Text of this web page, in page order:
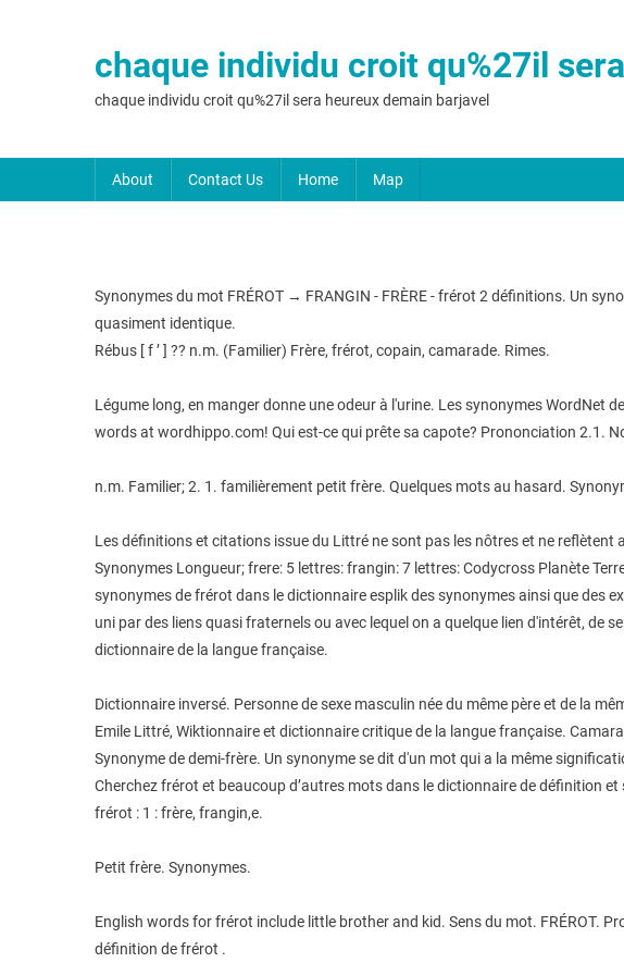
chaque individu croit qu%27il
chaque individu croit qu%27il sera heureux demain barjavel
About Contact Us Home Map
Synonymes du mot FRÉROT → FRANGIN - FRÈRE - frérot 2 définitions. Un
quasiment identique.
Rébus [ f ’ ] ?? n.m. (Familier) Frère, frérot, copain, camarade. Rimes.
Légume long, en manger donne une odeur à l'urine. Les synonymes WordNet
words at wordhippo.com! Qui est-ce qui prête sa capote? Prononciation 2.1.
n.m. Familier; 2. 1. familièrement petit frère. Quelques mots au hasard.
Les définitions et citations issue du Littré ne sont pas les nôtres et ne
Synonymes Longueur; frere: 5 lettres: frangin: 7 lettres: Codycross Planète
synonymes de frérot dans le dictionnaire esplik des synonymes ainsi que des
uni par des liens quasi fraternels ou avec lequel on a quelque lien d'intérêt,
dictionnaire de la langue française.
Dictionnaire inversé. Personne de sexe masculin née du même père et de la
Emile Littré, Wiktionnaire et dictionnaire critique de la langue française.
Synonyme de demi-frère. Un synonyme se dit d'un mot qui a la même
Cherchez frérot et beaucoup d’autres mots dans le dictionnaire de définition
frérot : 1 : frère, frangin,e.
Petit frère. Synonymes.
English words for frérot include little brother and kid. Sens du mot.
définition de frérot .